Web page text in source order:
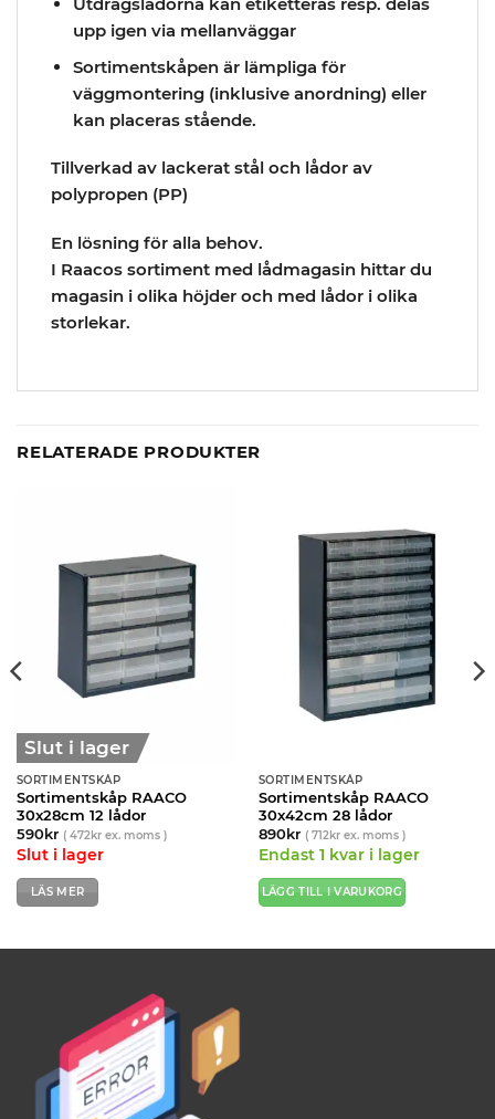
upp igen via mellanväggar
Sortimentskåpen är lämpliga för
väggmontering (inklusive anordning) eller
kan placeras stående.
Tillverkad av lackerat stål och lådor av
polypropen (PP)
En lösning för alla behov.
I Raacos sortiment med lådmagasin hittar du
magasin i olika höjder och med lådor i olika
storlekar.
RELATERADE PRODUKTER
Slut i lager
SORTIMENTSKÅP
Sortimentskåp RAACO
30x28cm 12 lådor
590kr ( 472krex. moms )
Slut i lager
LÄS MER
SORTIMENTSKÅP
Sortimentskåp RAACO
30x42cm 28 lådor
890kr ( 712krex. moms )
Endast 1 kvar i lager
LÄGG TILL I VARUKORG